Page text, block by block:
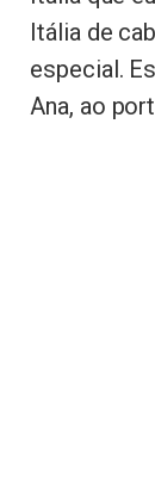
Itália de
especial.
Ana, ao